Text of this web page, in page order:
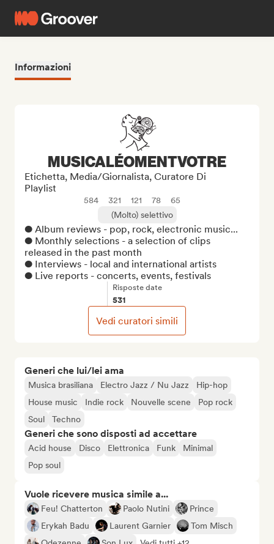
Informazioni
Generi che lui/lei ama
Musica brasiliana Electro Jazz / Nu Jazz
Hip-hop
House music
Indie rock Nouvelle scene
Pop rock
Soul
Techno
Generi che sono disposti ad accettare
Acid house Disco Elettronica Funk
Minimal
Pop soul
Vuole ricevere musica simile a...
Feu! Chatterton Paolo Nutini
Prince
Erykah Badu
Laurent Garnier
Tom Misch
MUSICALÉOMENTVOTRE
Etichetta, Media/Giornalista, Curatore Di
Playlist
584 321 121 78
65
(Molto) selettivo
● Album reviews - pop, rock, electronic music...
● Monthly selections - a selection of clips
released in the past month
● Interviews - local and international artists
● Live reports - concerts, events, festivals
Risposte date
531
Vedi curatori simili